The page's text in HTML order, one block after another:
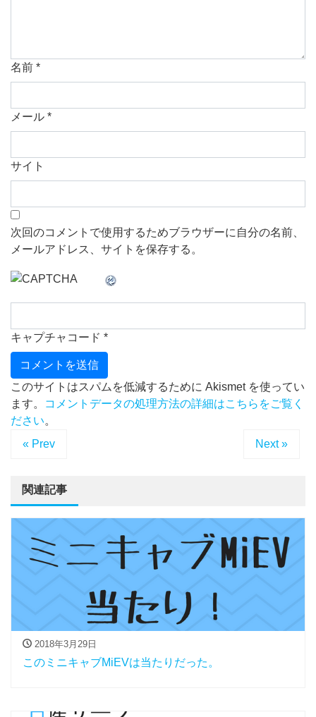
名前 *
メール *
サイト
次回のコメントで使用するためブラウザーに自分の名前、
メールアドレス、サイトを保存する。
キャプチャコード *
このサイトはスパムを低減するために Akismet を使ってい
ます。
コメントデータの処理方法の詳細はこちらをご覧く
ださい。
« Prev
Next »
関連記事
2018年3月29日
このミニキャブMiEVは当たりだった。